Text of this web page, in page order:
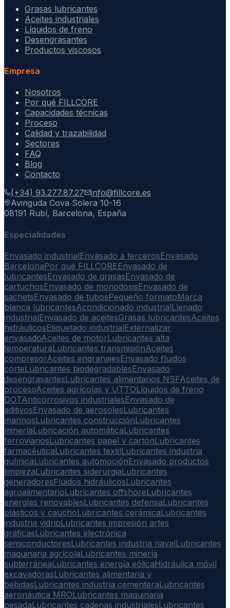
Grasas lubricantes
Aceites industriales
Líquidos de freno
Desengrasantes
Productos viscosos
Empresa
Nosotros
Por qué FILLCORE
Capacidades técnicas
Proceso
Calidad y trazabilidad
Sectores
FAQ
Blog
Contacto
(+34) 93.277.87.27
info@fillcore.es
Avinguda Cova Solera 10-16
08191 Rubí, Barcelona, España
Especialidades
Envasado industrialEnvasado a tercerosEnvasado
BarcelonaPor qué FILLCOREEnvasado de
lubricantesEnvasado de grasasEnvasado de
cartuchosEnvasado de monodosisEnvasado de
sachetsEnvasado de tubosPequeño formatoMarca
blanca lubricantesAcondicionado industrialLlenado
industrialEnvasado de aceitesGrasas lubricantesAceites
hidráulicosEtiquetado industrialExternalizar
envasadoAceites de motorLubricantes alta
temperaturaLubricantes transmisiónAceites
compresorAceites engranajesEnvasado fluidos
corteLubricantes biodegradablesEnvasado
desengrasantesLubricantes alimentarios NSFAceites de
procesoAceites agrícolas y UTTOLíquidos de freno
DOTAnticorrosivos industrialesEnvasado de
aditivosEnvasado de aerosolesLubricantes
marinosLubricantes construcciónLubricantes
mineríaLubricación automáticaLubricantes
ferroviariosLubricantes papel y cartónLubricantes
farmacéuticaLubricantes textilLubricantes industria
químicaLubricantes automociónEnvasado productos
limpiezaLubricantes siderurgiaLubricantes
generadoresFluidos hidráulicosLubricantes
agroalimentarioLubricantes offshoreLubricantes
energías renovablesLubricantes defensaLubricantes
plásticos y cauchoLubricantes cerámicaLubricantes
industria vidrioLubricantes impresión artes
gráficasLubricantes electrónica
semiconductoresLubricantes industria navalLubricantes
maquinaria agrícolaLubricantes minería
subterráneaLubricantes energía eólicaHidráulica móvil
excavadorasLubricantes alimentaria y
bebidasLubricantes industria cementeraLubricantes
aeronáutica MROLubricantes maquinaria
pesadaLubricantes cadenas industrialesLubricantes